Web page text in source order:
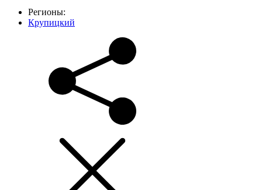
Регионы:
Крупицкий